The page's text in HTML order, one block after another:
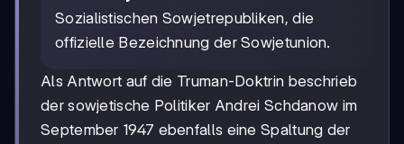
Sozialistischen Sowjetrepubliken, die
offizielle Bezeichnung der Sowjetunion.
Als Antwort auf die Truman-Doktrin beschrieb
der sowjetische Politiker Andrei Schdanow im
September 1947 ebenfalls eine Spaltung der